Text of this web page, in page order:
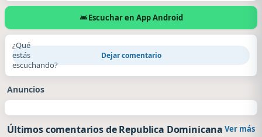
Escuchar en App Android
¿Qué
estás
escuchando?
Dejar comentario
Anuncios
Últimos comentarios de Republica Dominicana Ver más